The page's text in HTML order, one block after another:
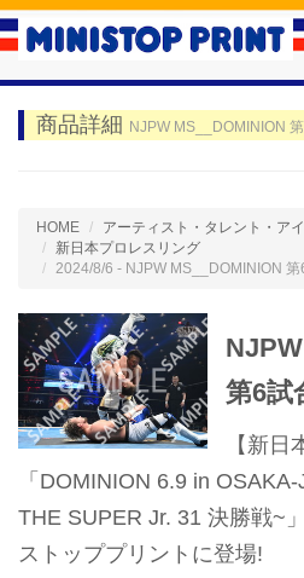
商品詳細 NJPW MS__DOMINION
HOME
アーティスト・タレント・ア
新日本プロレスリング
2024/8/6 - NJPW MS__DOMINION 第
第6試
【新日
「DOMINION 6.9 in
THE SUPER Jr. 31 決勝戦~
ストッププリントに登場!